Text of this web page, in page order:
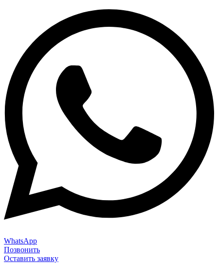
WhatsApp
Позвонить
Оставить заявку